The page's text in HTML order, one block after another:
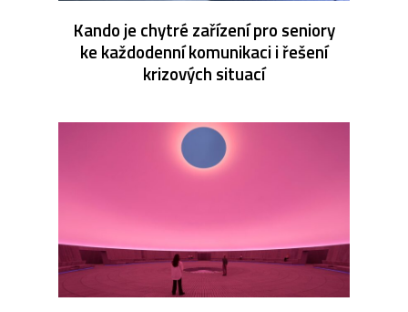
Kando je chytré zařízení pro seniory
ke každodenní komunikaci i řešení
krizových situací